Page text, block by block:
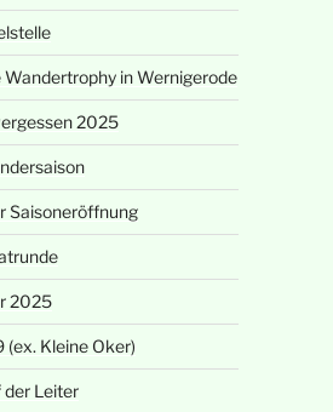
in Wernigerode
2025
Saisoneröffnung
2025
Kleine Oker)
der Leiter